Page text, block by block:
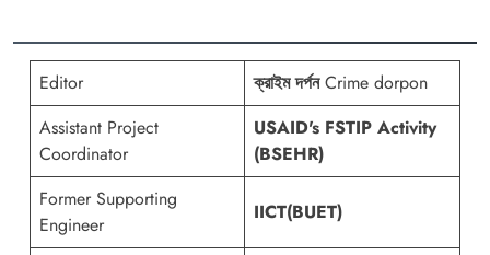
Editor ক্রাইম দর্পনCrime dorpon
Assistant Project
Coordinator
USAID's FSTIP Activity
(BSEHR)
Former Supporting
Engineer
IICT(BUET)